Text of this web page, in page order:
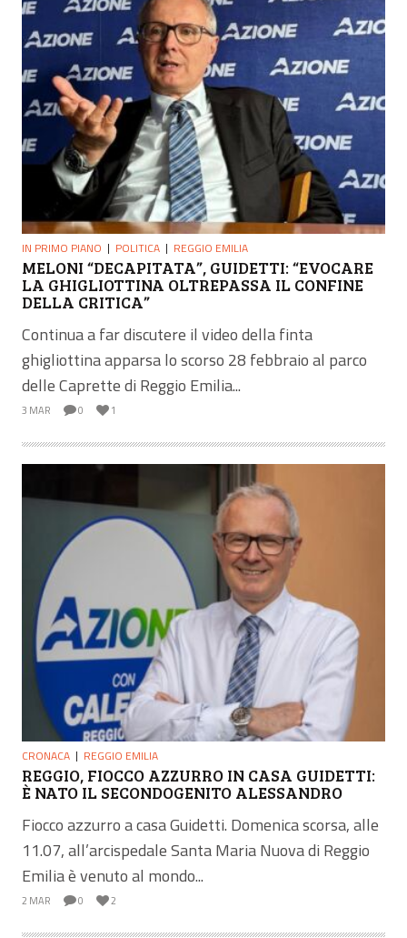
IN PRIMO PIANO POLITICA REGGIO EMILIA
MELONI “DECAPITATA”, GUIDETTI: “EVOCARE
LA GHIGLIOTTINA OLTREPASSA IL CONFINE
DELLA CRITICA”
Continua a far discutere il video della finta
ghigliottina apparsa lo scorso 28 febbraio al parco
delle Caprette di Reggio Emilia...
3 MAR 0 1
CRONACA REGGIO EMILIA
REGGIO, FIOCCO AZZURRO IN CASA GUIDETTI:
È NATO IL SECONDOGENITO ALESSANDRO
Fiocco azzurro a casa Guidetti. Domenica scorsa, alle
11.07, all’arcispedale Santa Maria Nuova di Reggio
Emilia è venuto al mondo...
2 MAR 0 2